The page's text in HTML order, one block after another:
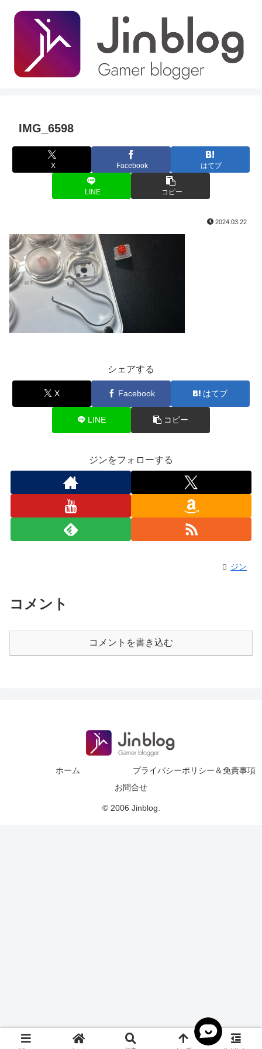
IMG_6598
X Facebook はてブ
LINE コピー
2024.03.22
シェアする
X Facebook はてブ
LINE コピー
ジンをフォローする
ジン
コメント
コメントを書き込む
ホーム
プライバシーポリシー＆免責事項
お問合せ
© 2006 Jinblog.